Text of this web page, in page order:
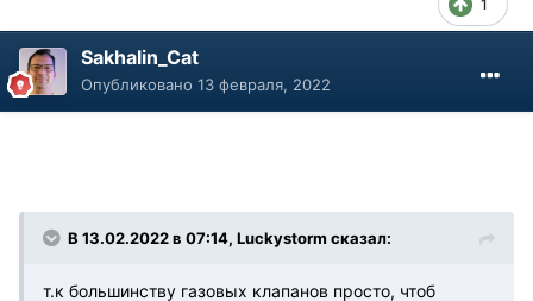
1
Sakhalin_Cat
Опубликовано 13 февраля, 2022
В 13.02.2022 в 07:14, Luckystorm сказал:
т.к большинству газовых клапанов просто, чтоб